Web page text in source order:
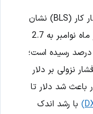
در آمریکا، داده‌های منتشرشده توسط اداره آمار کار (BLS) نشان
داد که نرخ تورم سالانه طبق شاخص CPI در ماه نوامبر به 2.7
درصد کاهش یافته و تورم هسته نیز به 2.6 درصد رسیده است؛
نزولی بر دلار
باعث شد دلار تا
با رشد اندک